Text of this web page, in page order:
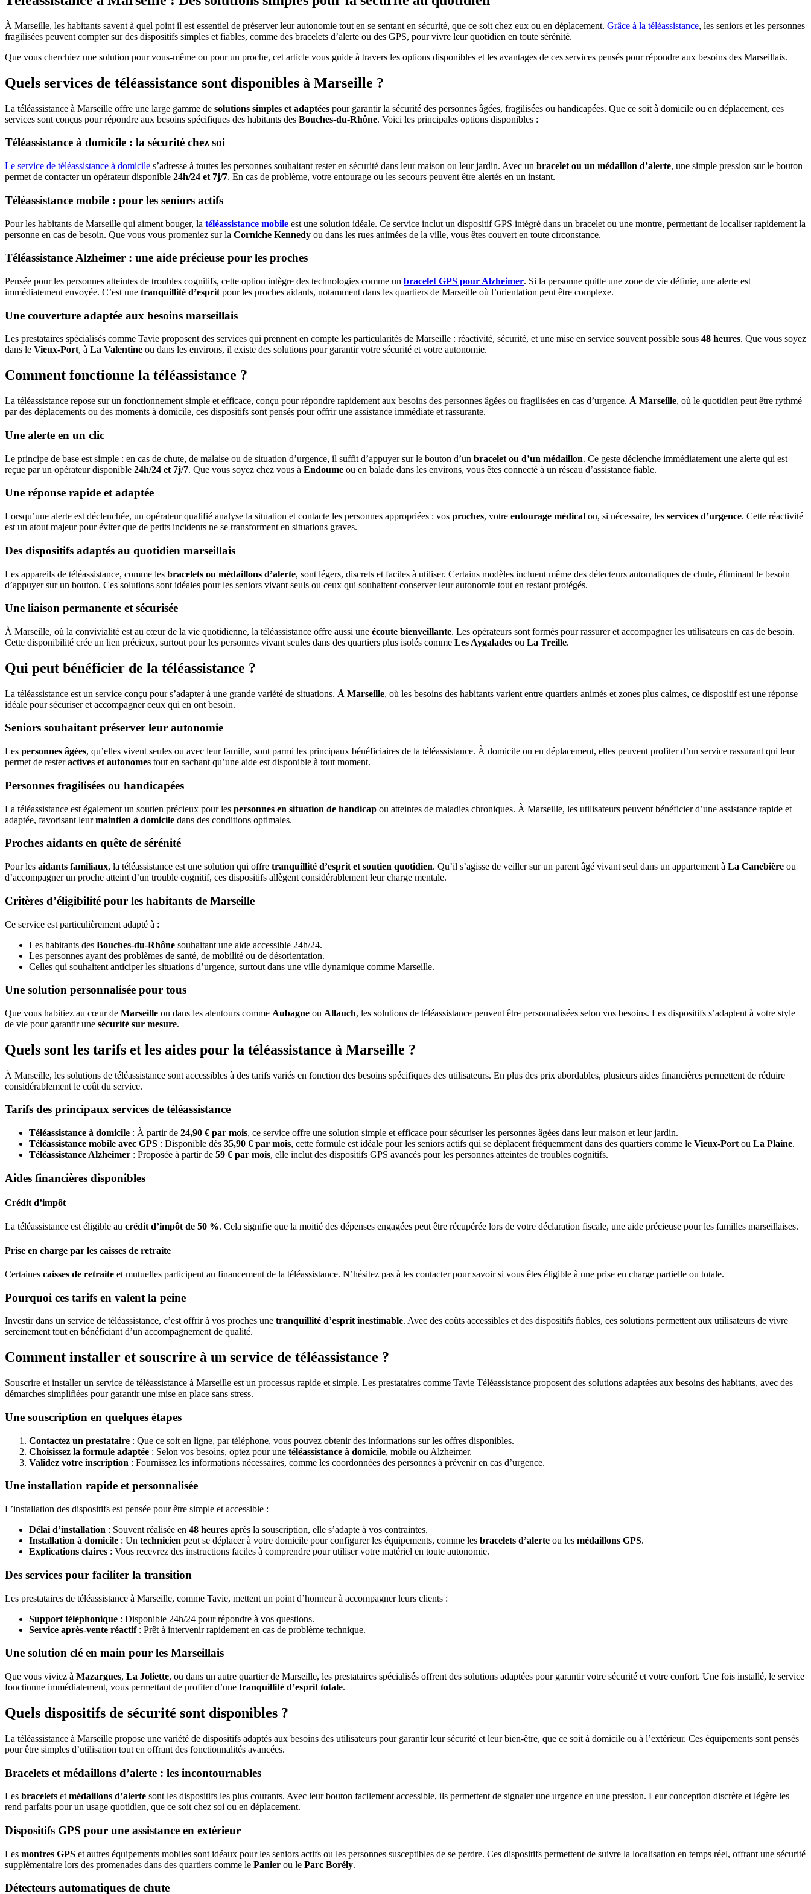
À Marseille, les habitants savent à quel point il est essentiel de préserver leur autonomie tout en se sentant en sécurité, que ce soit chez eux ou en déplacement. Grâce à la téléassistance, les seniors et les personnes
fragilisées peuvent compter sur des dispositifs simples et fiables, comme des bracelets d’alerte ou des GPS, pour vivre leur quotidien en toute sérénité.
Que vous cherchiez une solution pour vous-même ou pour un proche, cet article vous guide à travers les options disponibles et les avantages de ces services pensés pour répondre aux besoins des Marseillais.
Quels services de téléassistance sont disponibles à Marseille ?
La téléassistance à Marseille offre une large gamme de solutions simples et adaptées pour garantir la sécurité des personnes âgées, fragilisées ou handicapées. Que ce soit à domicile ou en déplacement, ces
services sont conçus pour répondre aux besoins spécifiques des habitants des Bouches-du-Rhône. Voici les principales options disponibles :
Téléassistance à domicile : la sécurité chez soi
Le service de téléassistance à domicile s’adresse à toutes les personnes souhaitant rester en sécurité dans leur maison ou leur jardin. Avec un bracelet ou un médaillon d’alerte, une simple pression sur le bouton
permet de contacter un opérateur disponible 24h/24 et 7j/7. En cas de problème, votre entourage ou les secours peuvent être alertés en un instant.
Téléassistance mobile : pour les seniors actifs
Pour les habitants de Marseille qui aiment bouger, la téléassistance mobile est une solution idéale. Ce service inclut un dispositif GPS intégré dans un bracelet ou une montre, permettant de localiser rapidement la
personne en cas de besoin. Que vous vous promeniez sur la Corniche Kennedy ou dans les rues animées de la ville, vous êtes couvert en toute circonstance.
Téléassistance Alzheimer : une aide précieuse pour les proches
Pensée pour les personnes atteintes de troubles cognitifs, cette option intègre des technologies comme un bracelet GPS pour Alzheimer. Si la personne quitte une zone de vie définie, une alerte est
immédiatement envoyée. C’est une tranquillité d’esprit pour les proches aidants, notamment dans les quartiers de Marseille où l’orientation peut être complexe.
Une couverture adaptée aux besoins marseillais
Les prestataires spécialisés comme Tavie proposent des services qui prennent en compte les particularités de Marseille : réactivité, sécurité, et une mise en service souvent possible sous 48 heures. Que vous soyez
dans le Vieux-Port, à La Valentine ou dans les environs, il existe des solutions pour garantir votre sécurité et votre autonomie.
Comment fonctionne la téléassistance ?
La téléassistance repose sur un fonctionnement simple et efficace, conçu pour répondre rapidement aux besoins des personnes âgées ou fragilisées en cas d’urgence. À Marseille, où le quotidien peut être rythmé
par des déplacements ou des moments à domicile, ces dispositifs sont pensés pour offrir une assistance immédiate et rassurante.
Une alerte en un clic
Le principe de base est simple : en cas de chute, de malaise ou de situation d’urgence, il suffit d’appuyer sur le bouton d’un bracelet ou d’un médaillon. Ce geste déclenche immédiatement une alerte qui est
reçue par un opérateur disponible 24h/24 et 7j/7. Que vous soyez chez vous à Endoume ou en balade dans les environs, vous êtes connecté à un réseau d’assistance fiable.
Une réponse rapide et adaptée
Lorsqu’une alerte est déclenchée, un opérateur qualifié analyse la situation et contacte les personnes appropriées : vos proches, votre entourage médical ou, si nécessaire, les services d’urgence. Cette réactivité
est un atout majeur pour éviter que de petits incidents ne se transforment en situations graves.
Des dispositifs adaptés au quotidien marseillais
Les appareils de téléassistance, comme les bracelets ou médaillons d’alerte, sont légers, discrets et faciles à utiliser. Certains modèles incluent même des détecteurs automatiques de chute, éliminant le besoin
d’appuyer sur un bouton. Ces solutions sont idéales pour les seniors vivant seuls ou ceux qui souhaitent conserver leur autonomie tout en restant protégés.
Une liaison permanente et sécurisée
À Marseille, où la convivialité est au cœur de la vie quotidienne, la téléassistance offre aussi une écoute bienveillante. Les opérateurs sont formés pour rassurer et accompagner les utilisateurs en cas de besoin.
Cette disponibilité crée un lien précieux, surtout pour les personnes vivant seules dans des quartiers plus isolés comme Les Aygalades ou La Treille.
Qui peut bénéficier de la téléassistance ?
La téléassistance est un service conçu pour s’adapter à une grande variété de situations. À Marseille, où les besoins des habitants varient entre quartiers animés et zones plus calmes, ce dispositif est une réponse
idéale pour sécuriser et accompagner ceux qui en ont besoin.
Seniors souhaitant préserver leur autonomie
Les personnes âgées, qu’elles vivent seules ou avec leur famille, sont parmi les principaux bénéficiaires de la téléassistance. À domicile ou en déplacement, elles peuvent profiter d’un service rassurant qui leur
permet de resteractives et autonomes tout en sachant qu’une aide est disponible à tout moment.
Personnes fragilisées ou handicapées
La téléassistance est également un soutien précieux pour les personnes en situation de handicap ou atteintes de maladies chroniques. À Marseille, les utilisateurs peuvent bénéficier d’une assistance rapide et
adaptée, favorisant leurmaintien à domicile dans des conditions optimales.
Proches aidants en quête de sérénité
Pour les aidants familiaux, la téléassistance est une solution qui offre tranquillité d’esprit et soutien quotidien. Qu’il s’agisse de veiller sur un parent âgé vivant seul dans un appartement à La Canebière ou
d’accompagner un proche atteint d’un trouble cognitif, ces dispositifs allègent considérablement leur charge mentale.
Critères d’éligibilité pour les habitants de Marseille
Ce service est particulièrement adapté à :
Les habitants des Bouches-du-Rhône souhaitant une aide accessible 24h/24.
Les personnes ayant des problèmes de santé, de mobilité ou de désorientation.
Celles qui souhaitent anticiper les situations d’urgence, surtout dans une ville dynamique comme Marseille.
Une solution personnalisée pour tous
Que vous habitiez au cœur de Marseille ou dans les alentours comme Aubagne ou Allauch, les solutions de téléassistance peuvent être personnalisées selon vos besoins. Les dispositifs s’adaptent à votre style
de vie pour garantir une sécurité sur mesure.
Quels sont les tarifs et les aides pour la téléassistance à Marseille ?
À Marseille, les solutions de téléassistance sont accessibles à des tarifs variés en fonction des besoins spécifiques des utilisateurs. En plus des prix abordables, plusieurs aides financières permettent de réduire
considérablement le coût du service.
Tarifs des principaux services de téléassistance
Téléassistance à domicile : À partir de 24,90 € par mois, ce service offre une solution simple et efficace pour sécuriser les personnes âgées dans leur maison et leur jardin.
Téléassistance mobile avec GPS : Disponible dès 35,90 € par mois, cette formule est idéale pour les seniors actifs qui se déplacent fréquemment dans des quartiers comme le Vieux-Port ou La Plaine.
Téléassistance Alzheimer : Proposée à partir de 59 € par mois, elle inclut des dispositifs GPS avancés pour les personnes atteintes de troubles cognitifs.
Aides financières disponibles
Crédit d’impôt
La téléassistance est éligible au crédit d’impôt de 50 %. Cela signifie que la moitié des dépenses engagées peut être récupérée lors de votre déclaration fiscale, une aide précieuse pour les familles marseillaises.
Prise en charge par les caisses de retraite
Certaines caisses de retraite et mutuelles participent au financement de la téléassistance. N’hésitez pas à les contacter pour savoir si vous êtes éligible à une prise en charge partielle ou totale.
Pourquoi ces tarifs en valent la peine
Investir dans un service de téléassistance, c’est offrir à vos proches une tranquillité d’esprit inestimable. Avec des coûts accessibles et des dispositifs fiables, ces solutions permettent aux utilisateurs de vivre
sereinement tout en bénéficiant d’un accompagnement de qualité.
Comment installer et souscrire à un service de téléassistance ?
Souscrire et installer un service de téléassistance à Marseille est un processus rapide et simple. Les prestataires comme Tavie Téléassistance proposent des solutions adaptées aux besoins des habitants, avec des
démarches simplifiées pour garantir une mise en place sans stress.
Une souscription en quelques étapes
Contactez un prestataire : Que ce soit en ligne, par téléphone, vous pouvez obtenir des informations sur les offres disponibles.
Choisissez la formule adaptée : Selon vos besoins, optez pour une téléassistance à domicile, mobile ou Alzheimer.
Validez votre inscription : Fournissez les informations nécessaires, comme les coordonnées des personnes à prévenir en cas d’urgence.
Une installation rapide et personnalisée
L’installation des dispositifs est pensée pour être simple et accessible :
Délai d’installation : Souvent réalisée en 48 heures après la souscription, elle s’adapte à vos contraintes.
Installation à domicile : Un technicien peut se déplacer à votre domicile pour configurer les équipements, comme les bracelets d’alerte ou les médaillons GPS.
Explications claires : Vous recevrez des instructions faciles à comprendre pour utiliser votre matériel en toute autonomie.
Des services pour faciliter la transition
Les prestataires de téléassistance à Marseille, comme Tavie, mettent un point d’honneur à accompagner leurs clients :
Support téléphonique : Disponible 24h/24 pour répondre à vos questions.
Service après-vente réactif: Prêt à intervenir rapidement en cas de problème technique.
Une solution clé en main pour les Marseillais
Que vous viviez à Mazargues, La Joliette, ou dans un autre quartier de Marseille, les prestataires spécialisés offrent des solutions adaptées pour garantir votre sécurité et votre confort. Une fois installé, le service
fonctionne immédiatement, vous permettant de profiter d’une tranquillité d’esprit totale.
Quels dispositifs de sécurité sont disponibles ?
La téléassistance à Marseille propose une variété de dispositifs adaptés aux besoins des utilisateurs pour garantir leur sécurité et leur bien-être, que ce soit à domicile ou à l’extérieur. Ces équipements sont pensés
pour être simples d’utilisation tout en offrant des fonctionnalités avancées.
Bracelets et médaillons d’alerte : les incontournables
Les bracelets et médaillons d’alerte sont les dispositifs les plus courants. Avec leur bouton facilement accessible, ils permettent de signaler une urgence en une pression. Leur conception discrète et légère les
rend parfaits pour un usage quotidien, que ce soit chez soi ou en déplacement.
Dispositifs GPS pour une assistance en extérieur
Les montres GPS et autres équipements mobiles sont idéaux pour les seniors actifs ou les personnes susceptibles de se perdre. Ces dispositifs permettent de suivre la localisation en temps réel, offrant une sécurité
supplémentaire lors des promenades dans des quartiers comme le Panier ou le Parc Borély.
Détecteurs automatiques de chute